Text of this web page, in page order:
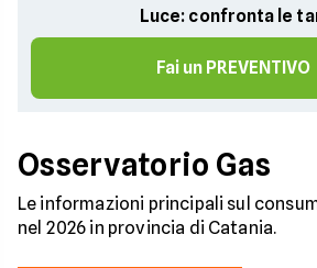
Luce: confronta le
Fai un PREVENTIVO
Osservatorio Gas
Le informazioni principali sul
nel 2026 in provincia di Catania.